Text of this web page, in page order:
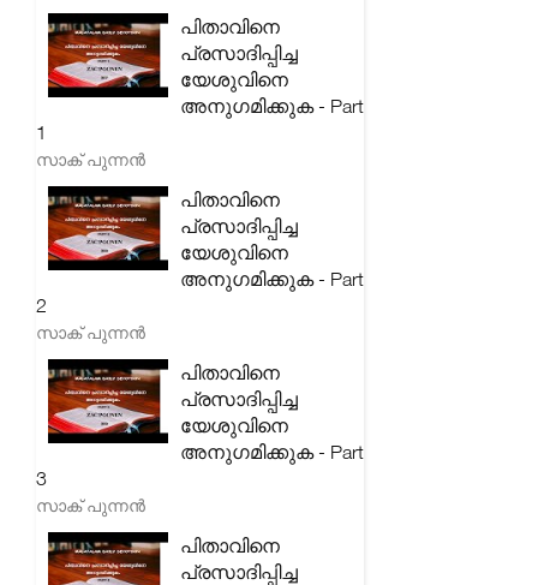
പിതാവിനെ
പ്രസാദിപ്പിച്ച
യേശുവിനെ
അനുഗമിക്കുക - Part
1
സാക് പുന്നൻ
പിതാവിനെ
പ്രസാദിപ്പിച്ച
യേശുവിനെ
അനുഗമിക്കുക - Part
2
സാക് പുന്നൻ
പിതാവിനെ
പ്രസാദിപ്പിച്ച
യേശുവിനെ
അനുഗമിക്കുക - Part
3
സാക് പുന്നൻ
പിതാവിനെ
പ്രസാദിപ്പിച്ച